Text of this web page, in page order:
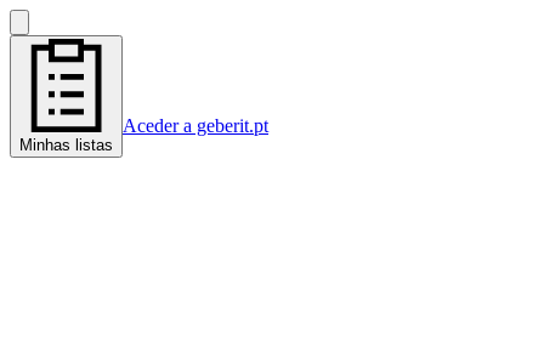
Minhas listas
Aceder a geberit.pt